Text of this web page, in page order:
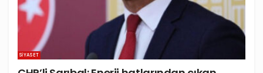
SIYASET